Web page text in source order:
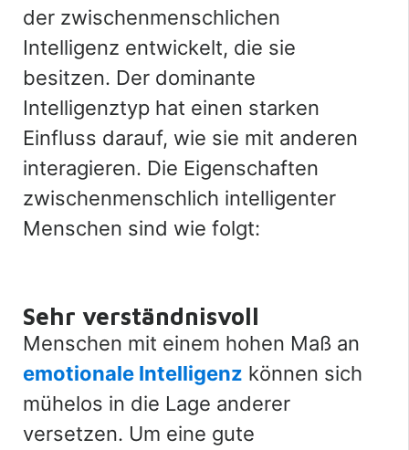
der zwischenmenschlichen
Intelligenz entwickelt, die sie
besitzen. Der dominante
Intelligenztyp hat einen starken
Einfluss darauf, wie sie mit anderen
interagieren. Die Eigenschaften
zwischenmenschlich intelligenter
Menschen sind wie folgt:
Sehr verständnisvoll
Menschen mit einem hohen Maß an
emotionale Intelligenz können sich
mühelos in die Lage anderer
versetzen. Um eine gute